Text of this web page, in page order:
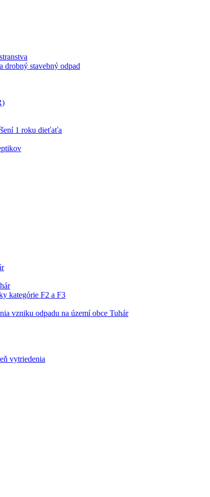
drobný stavebný odpad
1 roku dieťaťa
kategórie F2 a F3
vzniku odpadu na území obce Tuhár
vytriedenia